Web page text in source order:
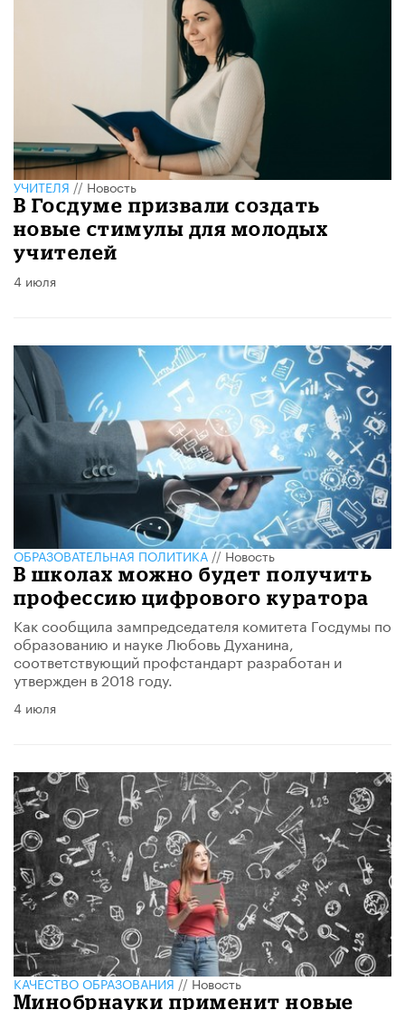
УЧИТЕЛЯ//Новость
В Госдуме призвали создать
новые стимулы для молодых
учителей
4 июля
ОБРАЗОВАТЕЛЬНАЯ ПОЛИТИКА//Новость
В школах можно будет получить
профессию цифрового куратора
Как сообщила зампредседателя комитета Госдумы по
образованию и науке Любовь Духанина,
соответствующий профстандарт разработан и
утвержден в 2018 году.
4 июля
КАЧЕСТВО ОБРАЗОВАНИЯ//Новость
Минобрнауки применит новые